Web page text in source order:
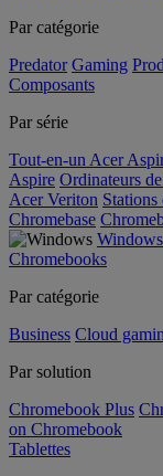
Par catégorie
Predator Gaming
Composants
Par série
Tout-en-un Acer
Aspire Ordinateurs
Acer Veriton
Chromebase
Windows
Chromebooks
Par catégorie
Business Cloud
Par solution
Chromebook Plus
on Chromebook
Tablettes